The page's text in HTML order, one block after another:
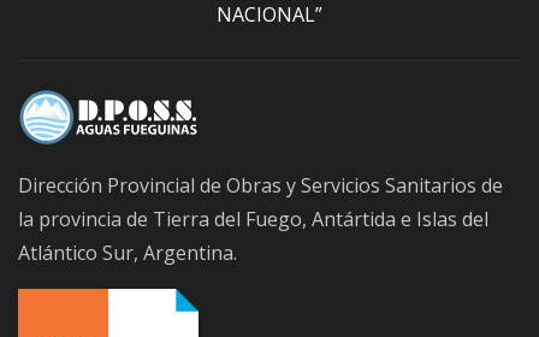
NACIONAL”
Dirección Provincial de Obras y Servicios Sanitarios de
la provincia de Tierra del Fuego, Antártida e Islas del
Atlántico Sur, Argentina.